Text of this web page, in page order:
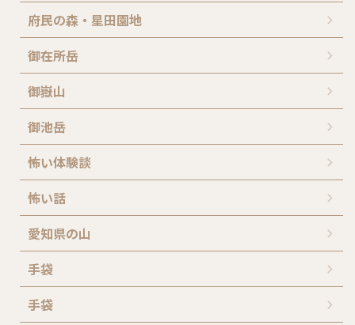
府民の森・星田園地
御在所岳
御嶽山
御池岳
怖い体験談
怖い話
愛知県の山
手袋
手袋